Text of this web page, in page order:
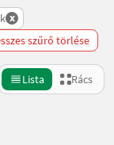
x
szűrő törlése
Lista Rács